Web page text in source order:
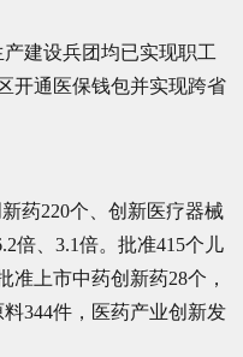
建设兵团均已实现职工
开通医保钱包并实现跨省
药220个、创新医疗器械
倍、3.1倍。批准415个儿
准上市中药创新药28个，
344件，医药产业创新发